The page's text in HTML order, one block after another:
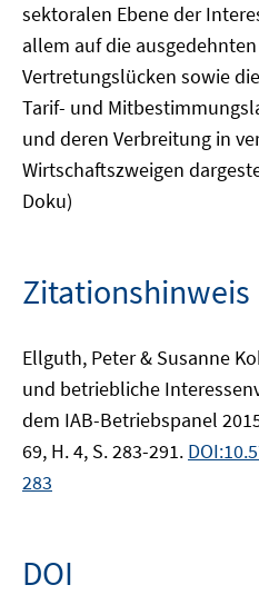
sektoralen Ebene der
allem auf die
Vertretungslücken sowie
Tarif- und
und deren Verbreitung in
Wirtschaftszweigen
Doku)
Zitationshinweis
Ellguth, Peter & Susanne
und betriebliche
dem IAB-Betriebspanel
69, H. 4, S. 283-291.
283
DOI